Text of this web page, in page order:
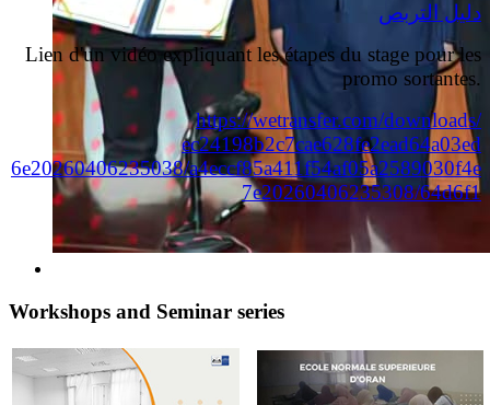
دليل التربص
Lien d'un vidéo expliquant les étapes du stage pour les
promo sortantes.
https://wetransfer.com/downloads/
ec24198b2c7cae628fe2ead64a03ed
6e20260406235038/a4eccf85a411f54af05a2589030f4e
7e20260406235308/64d6f1
Workshops and Seminar series